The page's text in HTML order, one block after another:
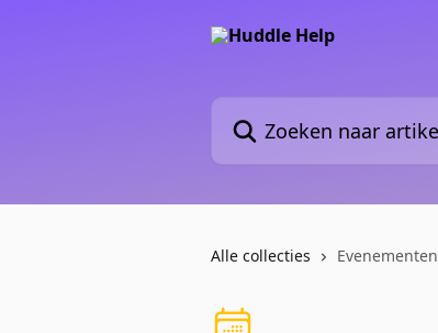
Zoeken naar artikelen ...
Alle collecties Evenementen